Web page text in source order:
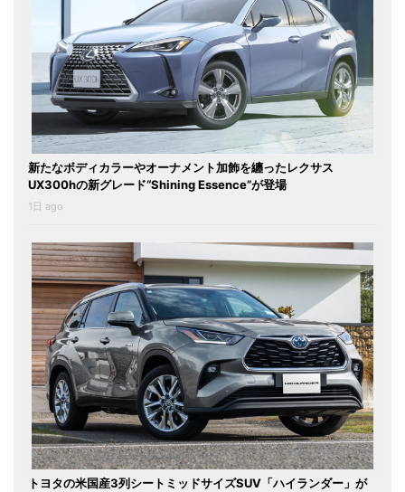
新たなボディカラーやオーナメント加飾を纏ったレクサス
UX300hの新グレード“Shining Essence”が登場
1日 ago
トヨタの米国産3列シートミッドサイズSUV「ハイランダー」が